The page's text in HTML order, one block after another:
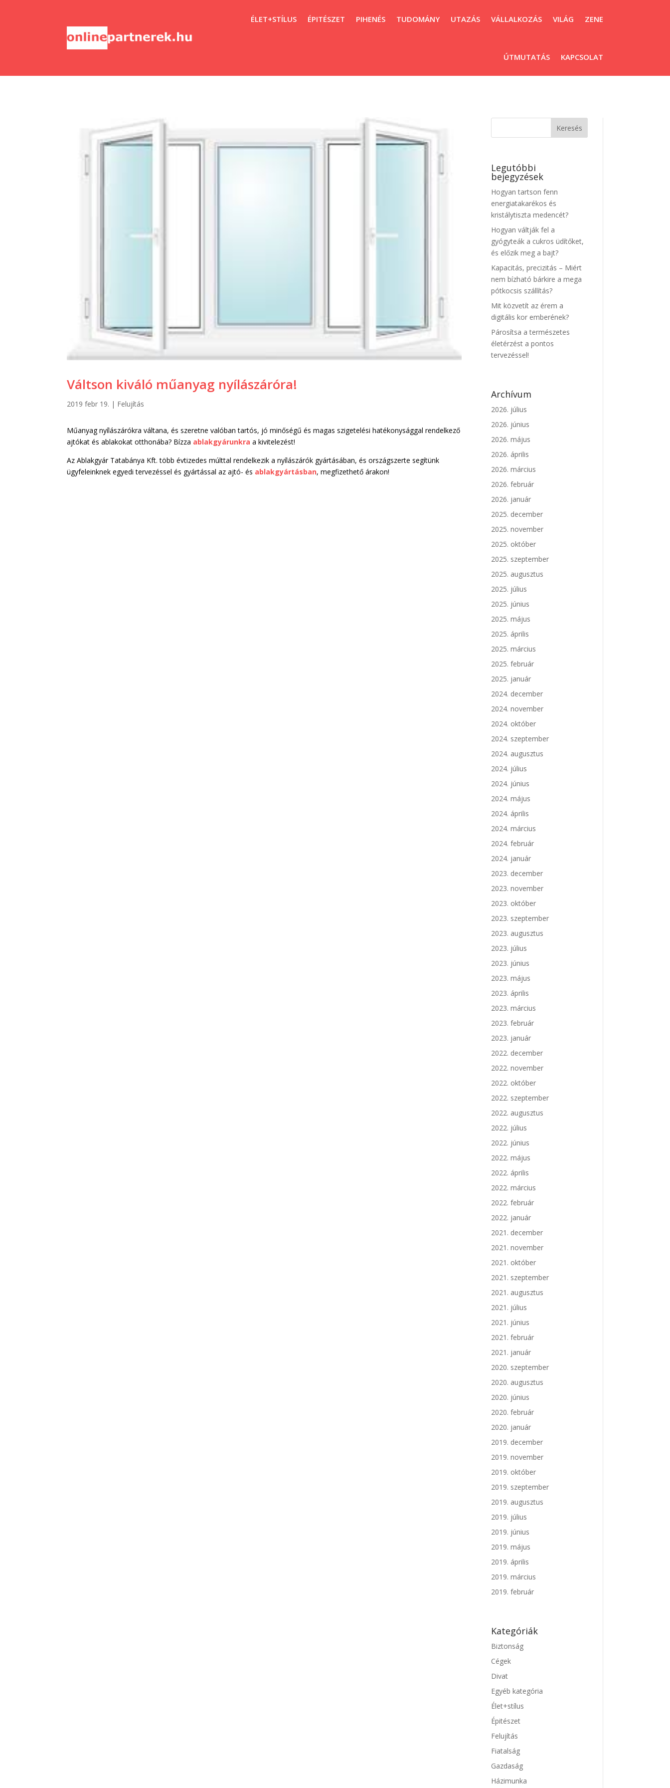
ÉLET+STÍLUS ÉPITÉSZET PIHENÉS TUDOMÁNY UTAZÁS VÁLLALKOZÁS VILÁG ZENE
ÚTMUTATÁS KAPCSOLAT
Váltson kiváló műanyag nyílászáróra!
2019 febr 19. | Felujítás
Műanyag nyílászárókra váltana, és szeretne valóban tartós, jó minőségű és magas szigetelési hatékonysággal rendelkező
ajtókat és ablakokat otthonába? Bízza ablakgyárunkra a kivitelezést!
Az Ablakgyár Tatabánya Kft. több évtizedes múlttal rendelkezik a nyílászárók gyártásában, és országszerte segítünk
ügyfeleinknek egyedi tervezéssel és gyártással az ajtó- és ablakgyártásban, megfizethető árakon!
Legutóbbi
bejegyzések
Hogyan tartson fenn
energiatakarékos és
kristálytiszta medencét?
Hogyan váltják fel a
gyógyteák a cukros üdítőket,
és előzik meg a bajt?
Kapacitás, precizitás – Miért
nem bízható bárkire a mega
pótkocsis szállítás?
Mit közvetít az érem a
digitális kor emberének?
Párosítsa a természetes
életérzést a pontos
tervezéssel!
Archívum
2026. július
2026. június
2026. május
2026. április
2026. március
2026. február
2026. január
2025. december
2025. november
2025. október
2025. szeptember
2025. augusztus
2025. július
2025. június
2025. május
2025. április
2025. március
2025. február
2025. január
2024. december
2024. november
2024. október
2024. szeptember
2024. augusztus
2024. július
2024. június
2024. május
2024. április
2024. március
2024. február
2024. január
2023. december
2023. november
2023. október
2023. szeptember
2023. augusztus
2023. július
2023. június
2023. május
2023. április
2023. március
2023. február
2023. január
2022. december
2022. november
2022. október
2022. szeptember
2022. augusztus
2022. július
2022. június
2022. május
2022. április
2022. március
2022. február
2022. január
2021. december
2021. november
2021. október
2021. szeptember
2021. augusztus
2021. július
2021. június
2021. február
2021. január
2020. szeptember
2020. augusztus
2020. június
2020. február
2020. január
2019. december
2019. november
2019. október
2019. szeptember
2019. augusztus
2019. július
2019. június
2019. május
2019. április
2019. március
2019. február
Kategóriák
Biztonság
Cégek
Divat
Egyéb kategória
Élet+stílus
Épitészet
Felujítás
Fiatalság
Gazdaság
Házimunka